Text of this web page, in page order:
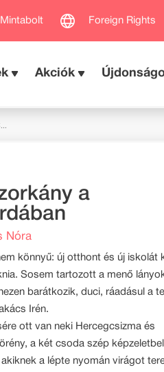
Mintabolt Foreign Rights
Akciók
a
Nóra
könnyű: új otthont és új iskolát
Sosem tartozott a menő
barátkozik, duci, ráadásul a
Irén.
ott van neki Hercegcsizma és
a két csoda szép
akiknek a lépte nyomán virágot